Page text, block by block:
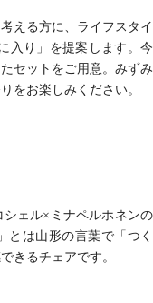
える方に、ライフスタイ
入り」を提案します。今
セットをご用意。みずみ
をお楽しみください。
ェル×ミナペルホネンの
とは山形の言葉で「つく
きるチェアです。